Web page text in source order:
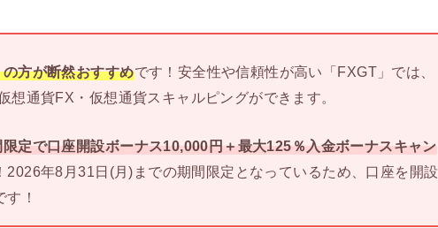
方が断然おすすめです！安全性や信頼性が高い「FXGT」では、
想通貨FX・仮想通貨スキャルピングができます。
定で口座開設ボーナス10,000円＋最大125％入金ボーナスキャン
2026年8月31日(月)までの期間限定となっているため、口座を開設
す！